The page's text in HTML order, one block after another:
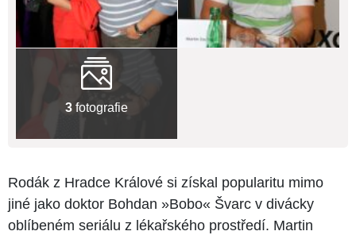
3 fotografie
Rodák z Hradce Králové si získal popularitu mimo
jiné jako doktor Bohdan »Bobo« Švarc v divácky
oblíbeném seriálu z lékařského prostředí. Martin